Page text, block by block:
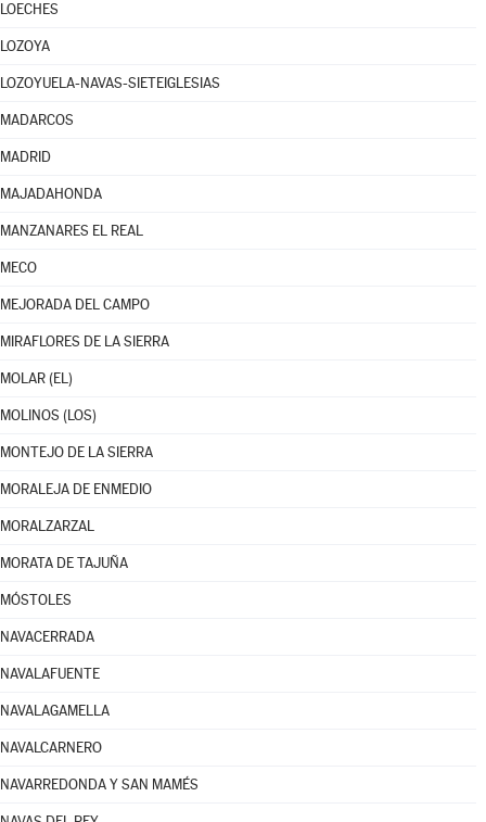
LOECHES
LOZOYA
LOZOYUELA-NAVAS-SIETEIGLESIAS
MADARCOS
MADRID
MAJADAHONDA
MANZANARES EL REAL
MECO
MEJORADA DEL CAMPO
MIRAFLORES DE LA SIERRA
MOLAR (EL)
MOLINOS (LOS)
MONTEJO DE LA SIERRA
MORALEJA DE ENMEDIO
MORALZARZAL
MORATA DE TAJUÑA
MÓSTOLES
NAVACERRADA
NAVALAFUENTE
NAVALAGAMELLA
NAVALCARNERO
NAVARREDONDA Y SAN MAMÉS